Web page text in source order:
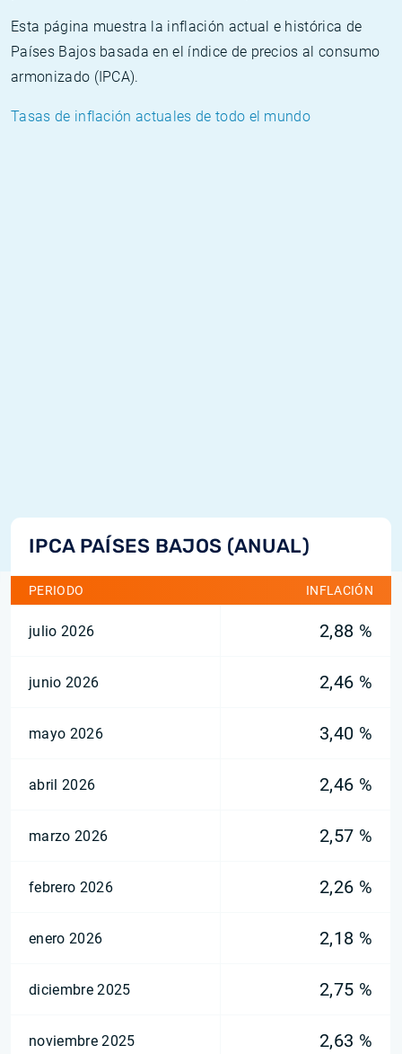
Esta página muestra la inflación actual e histórica de
Países Bajos basada en el índice de precios al consumo
armonizado (IPCA).
Tasas de inflación actuales de todo el mundo
IPCA PAÍSES BAJOS (ANUAL)
PERIODO INFLACIÓN
julio 2026 2,88 %
junio 2026 2,46 %
mayo 2026 3,40 %
abril 2026 2,46 %
marzo 2026 2,57 %
febrero 2026 2,26 %
enero 2026 2,18 %
diciembre 2025 2,75 %
noviembre 2025 2,63 %